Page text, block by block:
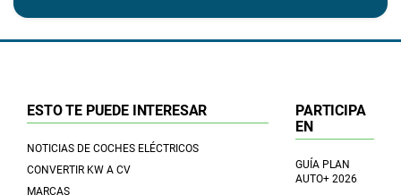
ESTO TE PUEDE INTERESAR
NOTICIAS DE COCHES ELÉCTRICOS
CONVERTIR KW A CV
MARCAS
PARTICIPA
EN
GUÍA PLAN
AUTO+ 2026